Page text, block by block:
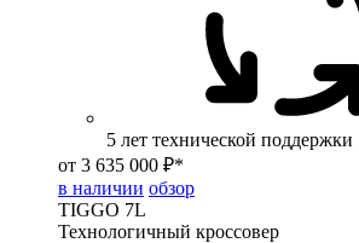
5 лет технической поддержки
от 3 635 000 ₽*
в наличии обзор
TIGGO 7L
Технологичный кроссовер